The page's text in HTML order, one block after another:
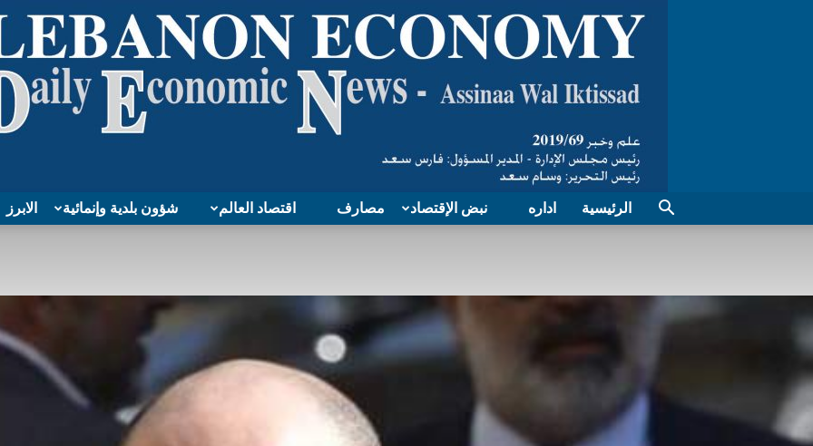
Economy
الابرز شؤون بلدية وإنمائية اقتصاد العالم مصارف نبض الإقتصاد اداره الرئيسية